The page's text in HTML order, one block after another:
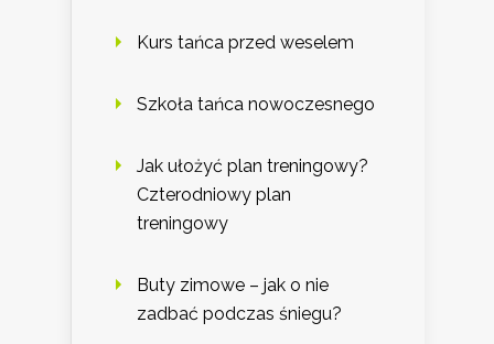
Kurs tańca przed weselem
Szkoła tańca nowoczesnego
Jak ułożyć plan treningowy?
Czterodniowy plan
treningowy
Buty zimowe – jak o nie
zadbać podczas śniegu?